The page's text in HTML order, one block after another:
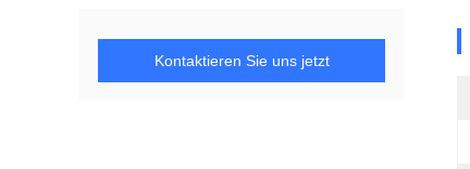
Kontaktieren Sie uns jetzt